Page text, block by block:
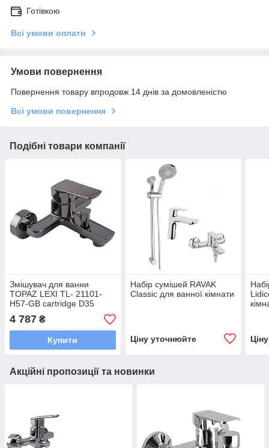
Готівкою
Всі умови оплати
Умови повернення
Повернення товару впродовж 14 днів за домовленістю
Всі умови повернення
Подібні товари компанії
Змішувач для ванни
TOPAZ LEXI TL- 21101-
H57-GB cartridge D35
титан блиск PVD
(комплект)
4 787 ₴
Купити
Набір сумішей RAVAK
Classic для ванної кімнати
Ціну уточнюйте
Акційні пропозиції та новинки